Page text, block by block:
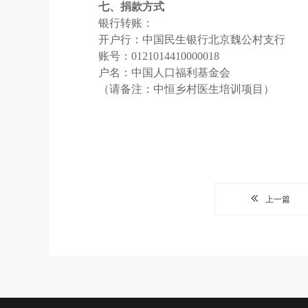
七、捐款方式
银行转账：
开户行：中国民生银行北京魏公村支行
账号：0121014410000018
户名：中国人口福利基金会
（请备注：中恒乡村医生培训项目）
上一篇